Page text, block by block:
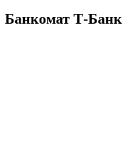
Банкомат Т-Банк